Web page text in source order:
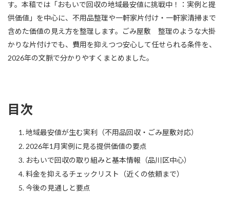
す。本稿では「おもいで回収の地域最安値に挑戦中！：実例と提
供価値」を中心に、不用品整理や一軒家片付け・一軒家清掃まで
含めた価値の見え方を整理します。ごみ屋敷 整理のような大掛
かりな片付けでも、費用を抑えつつ安心して任せられる条件を、
2026年の文脈で分かりやすくまとめました。
目次
地域最安値が生む実利（不用品回収・ごみ屋敷対応）
2026年1月実例に見る提供価値の要点
おもいで回収の取り組みと基本情報（品川区中心）
料金を抑えるチェックリスト（近くの依頼まで）
今後の見通しと要点